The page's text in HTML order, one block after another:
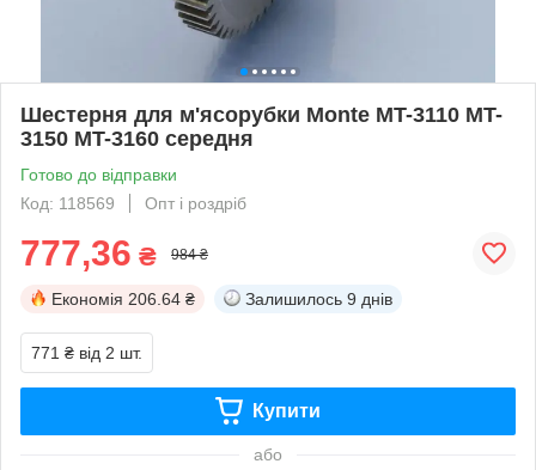
Шестерня для м'ясорубки Monte MT-3110 MT-
3150 MT-3160 середня
Готово до відправки
Код: 118569
Опт і роздріб
777,36 ₴ 984 ₴
Економія 206.64 ₴ Залишилось 9 днів
771 ₴ від 2 шт.
Купити
або